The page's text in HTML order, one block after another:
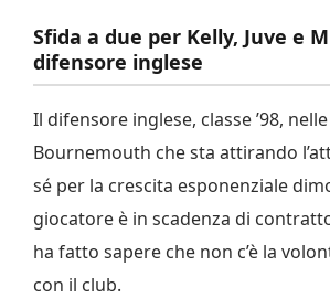
Sfida a due per Kelly, Juve e
difensore inglese
Il difensore inglese, classe ’98,
Bournemouth che sta attirando
sé per la crescita esponenziale
giocatore è in scadenza di
ha fatto sapere che non c’è la
con il club.